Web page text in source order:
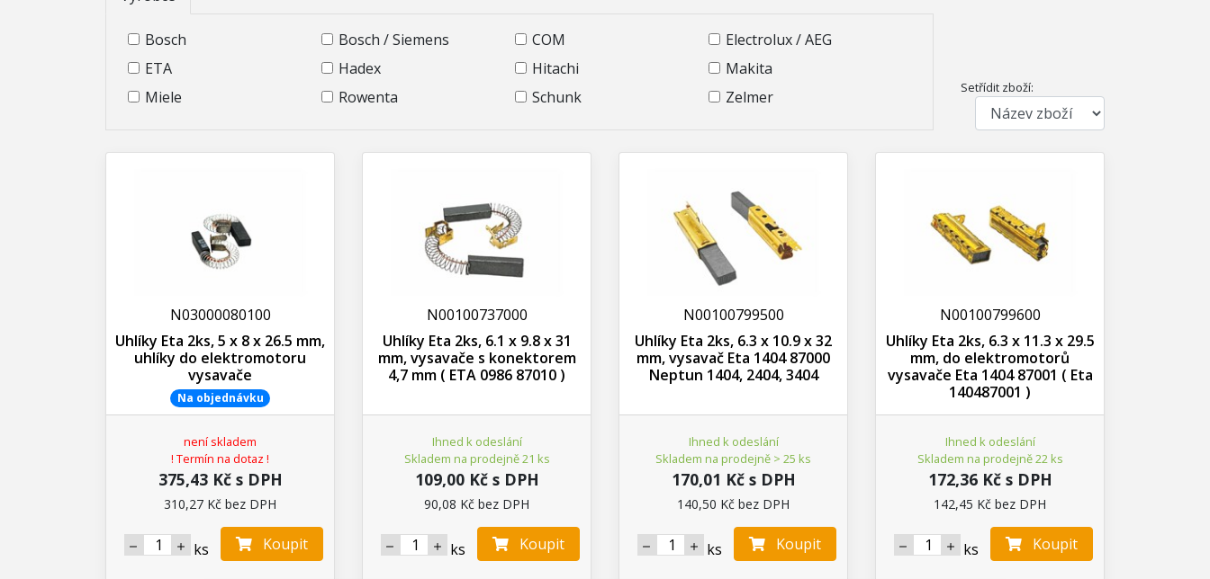
Bosch Bosch / Siemens COM
Electrolux / AEG
ETA
Hadex Hitachi
Makita
Miele
Rowenta Schunk Zelmer Setřídit zboží:
N03000080100
Uhlíky Eta 2ks, 5 x 8 x 26.5 mm,
uhlíky do elektromotoru
vysavače
Na objednávku
není skladem
! Termín na dotaz !
375,43 Kč s DPH
310,27 Kč bez DPH
ks Koupit
N00100737000
Uhlíky Eta 2ks, 6.1 x 9.8 x 31
mm, vysavače s konektorem
4,7 mm ( ETA 0986 87010 )
Ihned k odeslání
Skladem na prodejně 21 ks
109,00 Kč s DPH
90,08 Kč bez DPH
ks Koupit
N00100799500
Uhlíky Eta 2ks, 6.3 x 10.9 x 32
mm, vysavač Eta 1404 87000
Neptun 1404, 2404, 3404
Ihned k odeslání
Skladem na prodejně > 25 ks
170,01 Kč s DPH
140,50 Kč bez DPH
ks Koupit
N00100799600
Uhlíky Eta 2ks, 6.3 x 11.3 x 29.5
mm, do elektromotorů
vysavače Eta 1404 87001 ( Eta
140487001 )
Ihned k odeslání
Skladem na prodejně 22 ks
172,36 Kč s DPH
142,45 Kč bez DPH
ks Koupit